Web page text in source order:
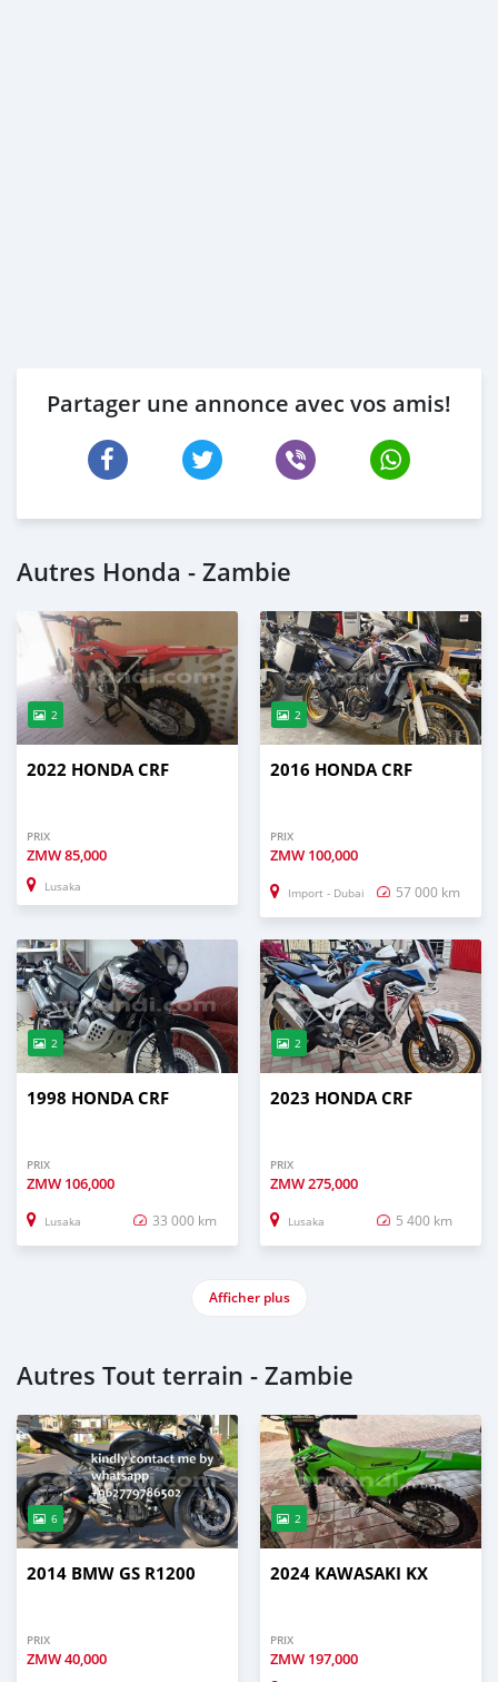
Partager une annonce avec vos amis!
Autres Honda - Zambie
2
2022 HONDA CRF
PRIX
ZMW85,000
Lusaka
2
2016 HONDA CRF
PRIX
ZMW 100,000
Import - Dubai 57 000 km
2
1998 HONDA CRF
PRIX
ZMW 106,000
Lusaka 33 000 km
2
2023 HONDA CRF
PRIX
ZMW275,000
Lusaka 5 400 km
Afficher plus
Autres Tout terrain - Zambie
6
2014 BMW GS R1200
PRIX
ZMW40,000
2
2024 KAWASAKI KX
PRIX
ZMW 197,000